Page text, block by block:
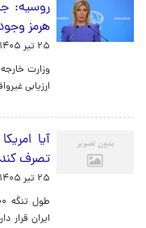
روسیه:
هرمز
۲۵ تیر ۱۴۰۵، ۱۲:۲۶
وزارت
ارزیابی‌
آیا
تصرف
۲۵ تیر ۱۴۰۵، ۰۹:۵۱
ایران قرار